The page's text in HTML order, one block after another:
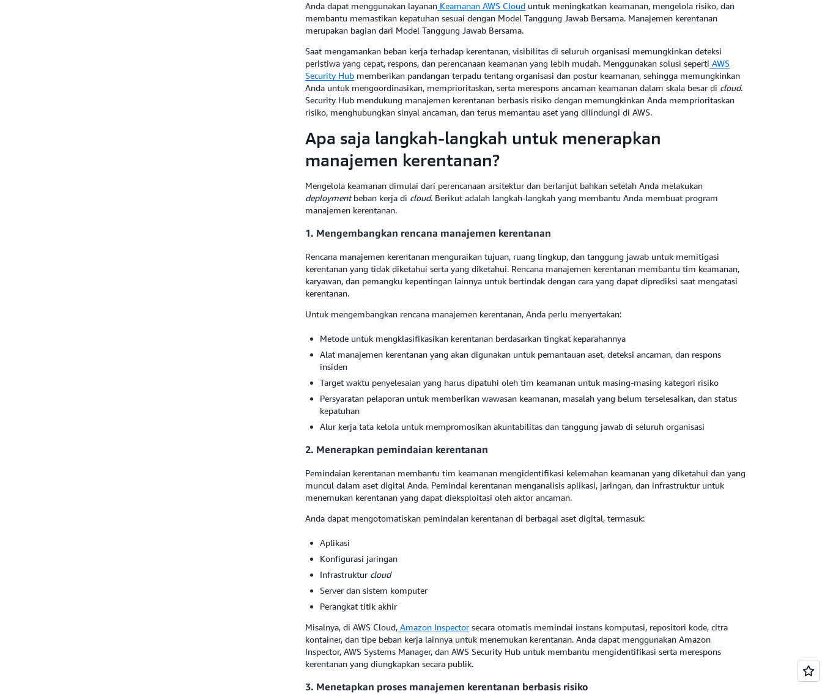
Anda dapat menggunakan layanan Keamanan AWS Clouduntuk meningkatkan keamanan, mengelola risiko, dan
membantu memastikan kepatuhan sesuai dengan Model Tanggung Jawab Bersama. Manajemen kerentanan
merupakan bagian dari Model Tanggung Jawab Bersama.
Saat mengamankan beban kerja terhadap kerentanan, visibilitas di seluruh organisasi memungkinkan deteksi
peristiwa yang cepat, respons, dan perencanaan keamanan yang lebih mudah. Menggunakan solusi seperti AWS
Security Hubmemberikan pandangan terpadu tentang organisasi dan postur keamanan, sehingga memungkinkan
Anda untuk mengoordinasikan, memprioritaskan, serta merespons ancaman keamanan dalam skala besar di cloud.
Security Hub mendukung manajemen kerentanan berbasis risiko dengan memungkinkan Anda memprioritaskan
risiko, menghubungkan sinyal ancaman, dan terus memantau aset yang dilindungi di AWS.
Apa saja langkah-langkah untuk menerapkan
manajemen kerentanan?
Mengelola keamanan dimulai dari perencanaan arsitektur dan berlanjut bahkan setelah Anda melakukan
deploymentbeban kerja di cloud. Berikut adalah langkah-langkah yang membantu Anda membuat program
manajemen kerentanan.
1. Mengembangkan rencana manajemen kerentanan
Rencana manajemen kerentanan menguraikan tujuan, ruang lingkup, dan tanggung jawab untuk memitigasi
kerentanan yang tidak diketahui serta yang diketahui. Rencana manajemen kerentanan membantu tim keamanan,
karyawan, dan pemangku kepentingan lainnya untuk bertindak dengan cara yang dapat diprediksi saat mengatasi
kerentanan.
Untuk mengembangkan rencana manajemen kerentanan, Anda perlu menyertakan:
Metode untuk mengklasifikasikan kerentanan berdasarkan tingkat keparahannya
Alat manajemen kerentanan yang akan digunakan untuk pemantauan aset, deteksi ancaman, dan respons
insiden
Target waktu penyelesaian yang harus dipatuhi oleh tim keamanan untuk masing-masing kategori risiko
Persyaratan pelaporan untuk memberikan wawasan keamanan, masalah yang belum terselesaikan, dan status
kepatuhan
Alur kerja tata kelola untuk mempromosikan akuntabilitas dan tanggung jawab di seluruh organisasi
2. Menerapkan pemindaian kerentanan
Pemindaian kerentanan membantu tim keamanan mengidentifikasi kelemahan keamanan yang diketahui dan yang
muncul dalam aset digital Anda. Pemindai kerentanan menganalisis aplikasi, jaringan, dan infrastruktur untuk
menemukan kerentanan yang dapat dieksploitasi oleh aktor ancaman.
Anda dapat mengotomatiskan pemindaian kerentanan di berbagai aset digital, termasuk:
Aplikasi
Konfigurasi jaringan
Infrastruktur cloud
Server dan sistem komputer
Perangkat titik akhir
Misalnya, di AWS Cloud, Amazon Inspectorsecara otomatis memindai instans komputasi, repositori kode, citra
kontainer, dan tipe beban kerja lainnya untuk menemukan kerentanan. Anda dapat menggunakan Amazon
Inspector, AWS Systems Manager, dan AWS Security Hub untuk membantu mengidentifikasi serta merespons
kerentanan yang diungkapkan secara publik.
3. Menetapkan proses manajemen kerentanan berbasis risiko